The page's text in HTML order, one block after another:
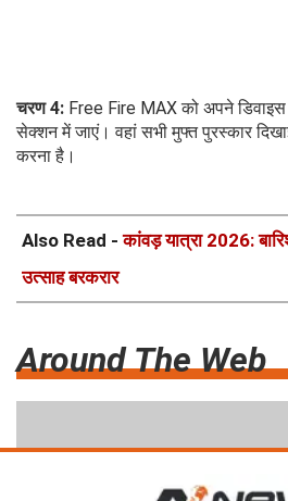
चरण 4: Free Fire MAX को अपने
सेक्शन में जाएं। वहां सभी मुफ्त पुरस्कार
करना है।
Also Read -कांवड़ यात्रा 2026:
उत्साह बरकरार
Around The Web